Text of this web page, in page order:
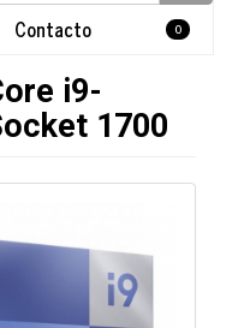
Contacto 0
i9-
1700